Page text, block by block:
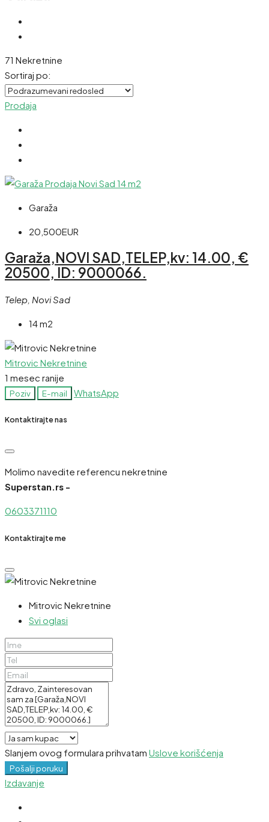
71 Nekretnine
Sortiraj po:
Prodaja
Garaža
20,500EUR
Garaža,NOVI SAD,TELEP,kv: 14.00, €
20500, ID: 9000066.
Telep, Novi Sad
14 m2
Mitrovic Nekretnine
1 mesec ranije
Poziv E-mail WhatsApp
Kontaktirajte nas
Molimo navedite referencu nekretnine
Superstan.rs -
0603371110
Kontaktirajte me
Mitrovic Nekretnine
Svi oglasi
Slanjem ovog formulara prihvatam Uslove korišćenja
Pošalji poruku
Izdavanje